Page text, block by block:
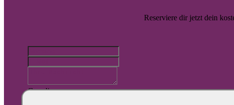
Reserviere dir jetzt dein
Guardian